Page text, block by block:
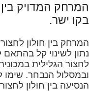
המרחק המדויק בין
בקו ישר.
נתון לשינוי קל
ובמסלול הנבחר. שימו
הנסיעה בין חולון